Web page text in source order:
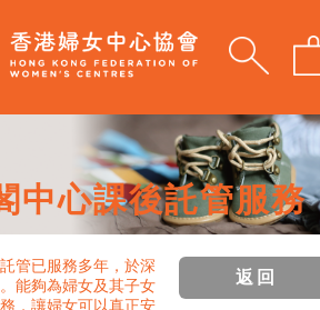
中心課後託管服務
管已服務多年，於深
能夠為婦女及其子女
，讓婦女可以真正安
返回